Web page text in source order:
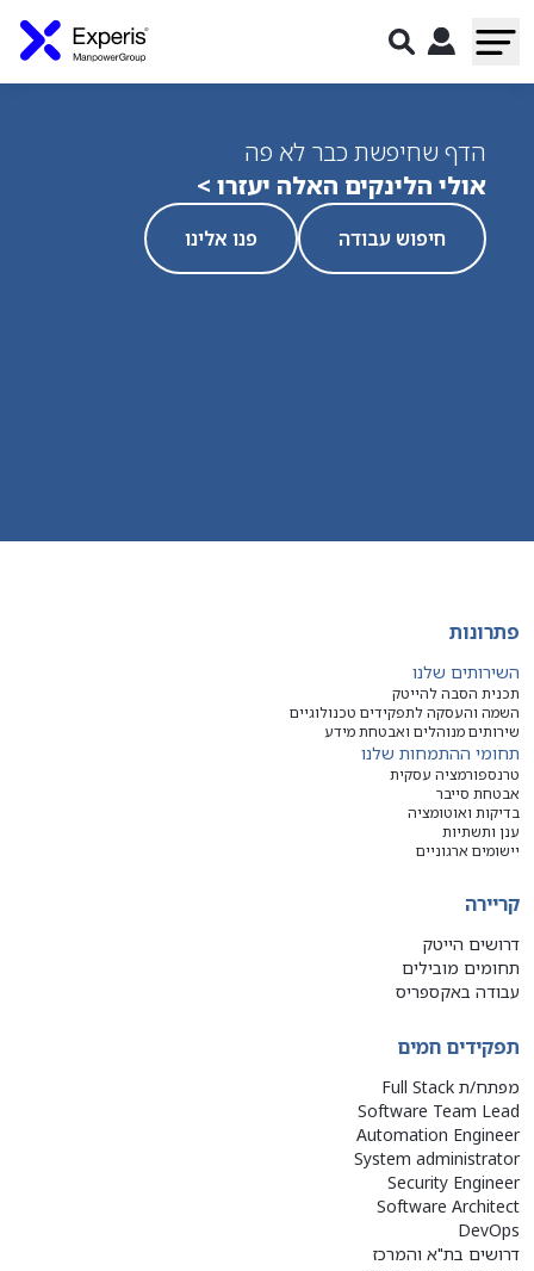
הדף שחיפשת כבר לא פה
אולי הלינקים האלה יעזרו >
חיפוש עבודה פנו אלינו
פתרונות
השירותים שלנו
תכנית הסבה להייטק
השמה והעסקה לתפקידים טכנולוגיים
שירותים מנוהלים ואבטחת מידע
תחומי ההתמחות שלנו
טרנספורמציה עסקית
אבטחת סייבר
בדיקות ואוטומציה
ענן ותשתיות
יישומים ארגוניים
קריירה
דרושים הייטק
תחומים מובילים
עבודה באקספריס
תפקידים חמים
מפתח/ת Full Stack
Software Team Lead
Automation Engineer
System administrator
Security Engineer
Software Architect
DevOps
דרושים בת"א והמרכז